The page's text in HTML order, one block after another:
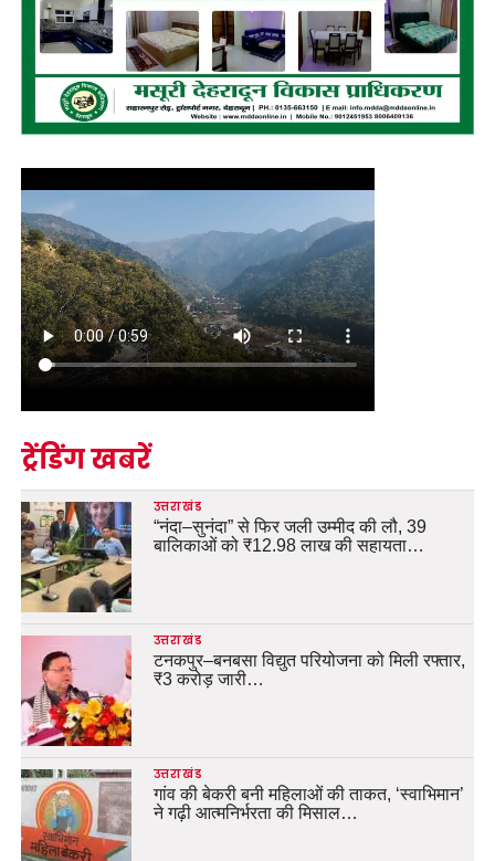
ट्रेंडिंग खबरें
उत्तराखंड
“नंदा–सुनंदा” से फिर जली उम्मीद की लौ, 39
बालिकाओं को ₹12.98 लाख की सहायता…
उत्तराखंड
टनकपुर–बनबसा विद्युत परियोजना को मिली रफ्तार,
₹3 करोड़ जारी…
उत्तराखंड
गांव की बेकरी बनी महिलाओं की ताकत, ‘स्वाभिमान’
ने गढ़ी आत्मनिर्भरता की मिसाल…